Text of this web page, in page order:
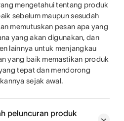
mengetahui tentang produk
sebelum maupun sesudah
memutuskan pesan apa yang
yang akan digunakan, dan
lainnya untuk menjangkau
yang baik memastikan produk
tepat dan mendorong
sejak awal.
peluncuran produk